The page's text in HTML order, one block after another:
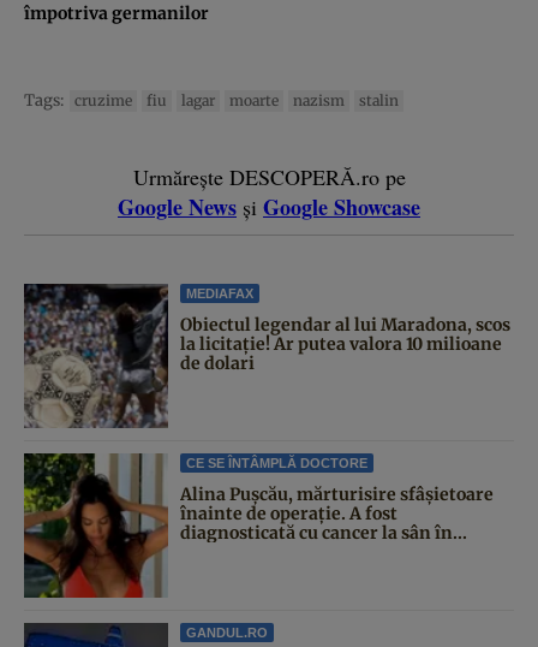
împotriva germanilor
Tags: cruzime fiu lagar moarte nazism stalin
Urmărește DESCOPERĂ.ro pe
Google News și Google Showcase
MEDIAFAX
Obiectul legendar al lui Maradona, scos
la licitație! Ar putea valora 10 milioane
de dolari
CE SE ÎNTÂMPLĂ DOCTORE
Alina Pușcău, mărturisire sfâșietoare
înainte de operație. A fost
diagnosticată cu cancer la sân în...
GANDUL.RO